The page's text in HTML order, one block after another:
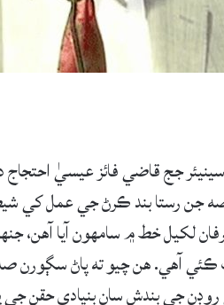
جج قاضي فائز عيسيٰ
جن رستا بند ڪرڻ جي عمل کي
لکيل خط ۾ سامهون آيا آهن،
ڪئي آهي. هن چيو ته پاڻ سڳورن
جي بندش سان بنيادي حقن جي